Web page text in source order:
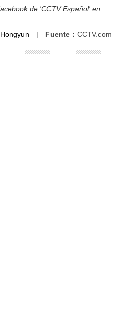
de 'CCTV Español' en
| Fuente： CCTV.com